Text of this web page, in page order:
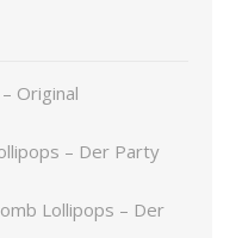
Original
– Der Party
Lollipops – Der